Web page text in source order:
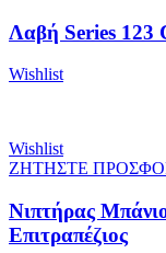
Λαβή Series 123
Wishlist
Wishlist
ΖΗΤΗΣΤΕ
Νιπτήρας
Επιτραπέζιος